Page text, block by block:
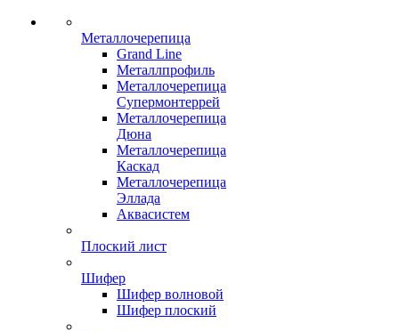
Металлочерепица
Grand Line
Металлпрофиль
Металлочерепица
Супермонтеррей
Металлочерепица
Дюна
Металлочерепица
Каскад
Металлочерепица
Эллада
Аквасистем
Плоский лист
Шифер
Шифер волновой
Шифер плоский